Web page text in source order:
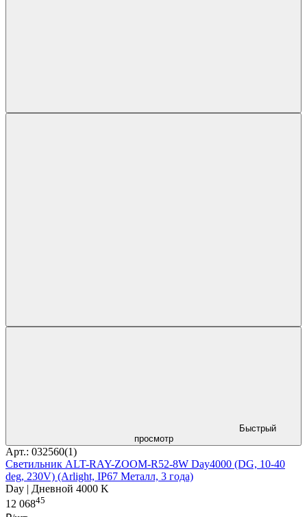
Быстрый
просмотр
Арт.: 032560(1)
Светильник ALT-RAY-ZOOM-R52-8W Day4000 (DG, 10-40
deg, 230V) (Arlight, IP67 Металл, 3 года)
Day | Дневной 4000 K
12 06845